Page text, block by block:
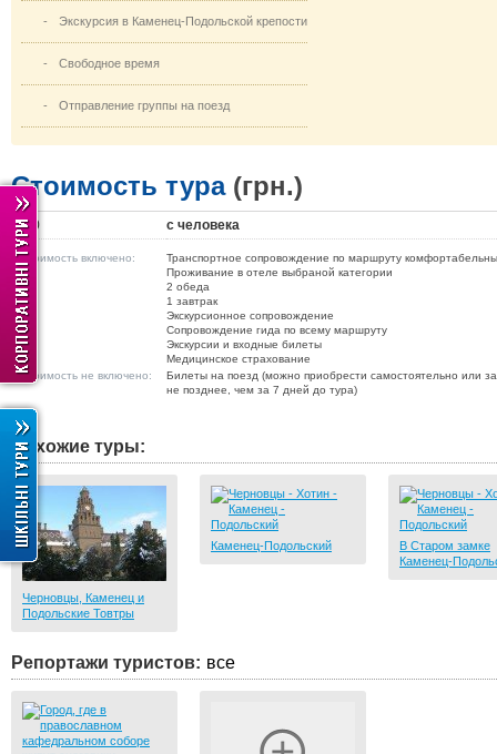
- Экскурсия в Каменец-Подольской крепости
- Свободное время
- Отправление группы на поезд
Стоимость тура (грн.)
590 с человека
В стоимость включено:
Транспортное сопровождение по маршруту
Проживание в отеле выбраной категории
2 обеда
1 завтрак
Экскурсионное сопровождение
Сопровождение гида по всему маршруту
Экскурсии и входные билеты
Медицинское страхование
В стоимость не включено:
Билеты на поезд (можно приобрести самостоятельно или
не позднее, чем за 7 дней до тура)
Похожие туры:
Черновцы, Каменец и
Подольские Товтры
Каменец-Подольский
В Старом замке
Каменец-
Репортажи туристов: все